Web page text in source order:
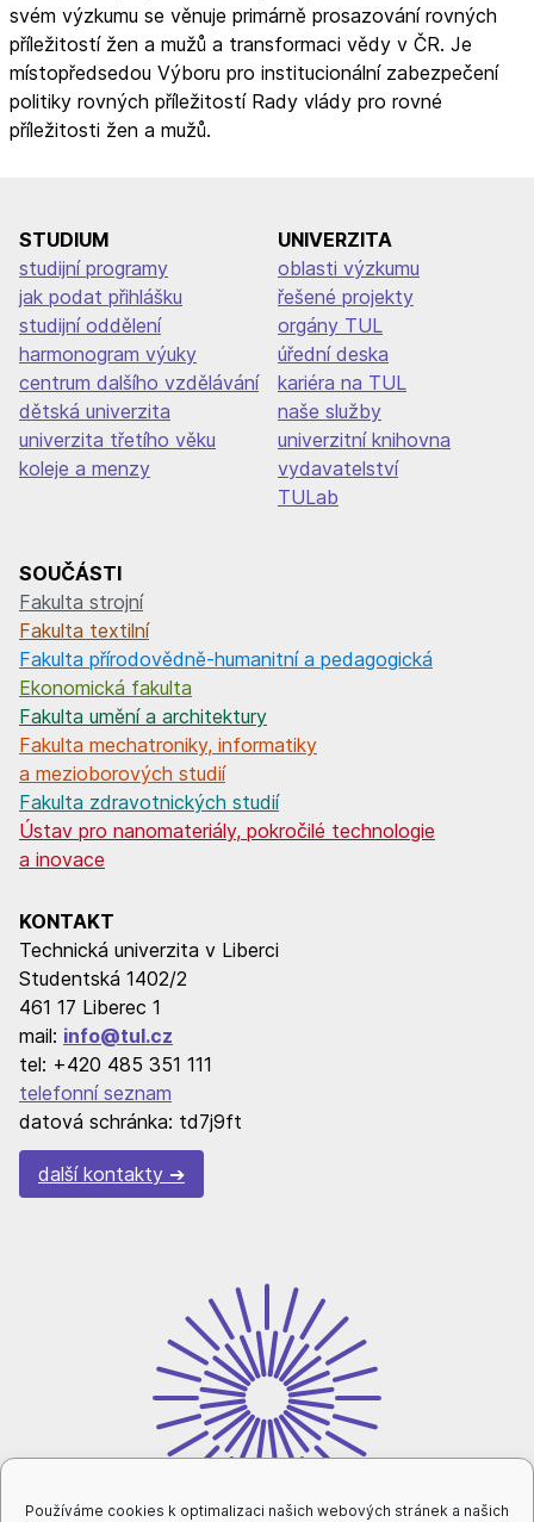
Používáme cookies k optimalizaci našich webových stránek a našich
svém výzkumu se věnuje primárně prosazování rovných
příležitostí žen a mužů a transformaci vědy v ČR. Je
místopředsedou Výboru pro institucionální zabezpečení
politiky rovných příležitostí Rady vlády pro rovné
příležitosti žen a mužů.
STUDIUM
studijní programy
jak podat přihlášku
studijní oddělení
harmonogram výuky
centrum dalšího vzdělávání
dětská univerzita
univerzita třetího věku
koleje a menzy
UNIVERZITA
oblasti výzkumu
řešené projekty
orgány TUL
úřední deska
kariéra na TUL
naše služby
univerzitní knihovna
vydavatelství
TULab
SOUČÁSTI
Fakulta strojní
Fakulta textilní
Fakulta přírodovědně-humanitní a pedagogická
Ekonomická fakulta
Fakulta umění a architektury
Fakulta mechatroniky, informatiky
a mezioborových studií
Fakulta zdravotnických studií
Ústav pro nanomateriály, pokročilé technologie
a inovace
KONTAKT
Technická univerzita v Liberci
Studentská 1402/2
461 17 Liberec 1
mail: info@tul.cz
tel: +420 485 351 111
telefonní seznam
datová schránka: td7j9ft
další kontakty